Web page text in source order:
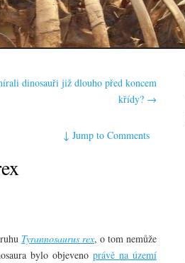
dinosauři již dlouho před koncem
křídy? →
↓Jump to Comments
Tyrannosaurus rex, o tom nemůže
bylo objevenoprávě na území